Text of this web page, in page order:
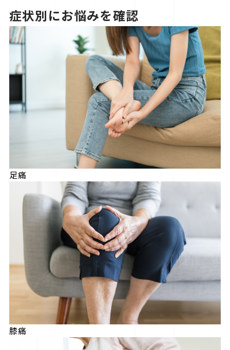
症状別にお悩みを確認
足痛
膝痛